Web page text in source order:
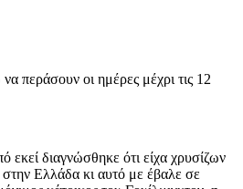
περάσουν οι ημέρες μέχρι τις 12
εκεί διαγνώσθηκε ότι είχα χρυσίζων
στην Ελλάδα κι αυτό με έβαλε σε